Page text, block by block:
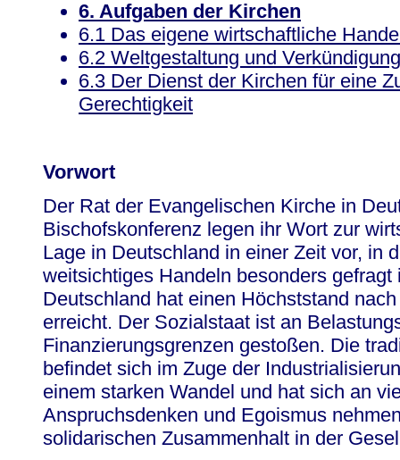
6. Aufgaben der Kirchen
6.1 Das eigene wirtschaftliche
6.2 Weltgestaltung und Verkündigung
6.3 Der Dienst der Kirchen für eine
Gerechtigkeit
Vorwort
Der Rat der Evangelischen Kirche in
Bischofskonferenz legen ihr Wort zur
Lage in Deutschland in einer Zeit vor, in
weitsichtiges Handeln besonders
Deutschland hat einen Höchststand
erreicht. Der Sozialstaat ist an
Finanzierungsgrenzen gestoßen. Die
befindet sich im Zuge der
einem starken Wandel und hat sich an
Anspruchsdenken und Egoismus
solidarischen Zusammenhalt in der